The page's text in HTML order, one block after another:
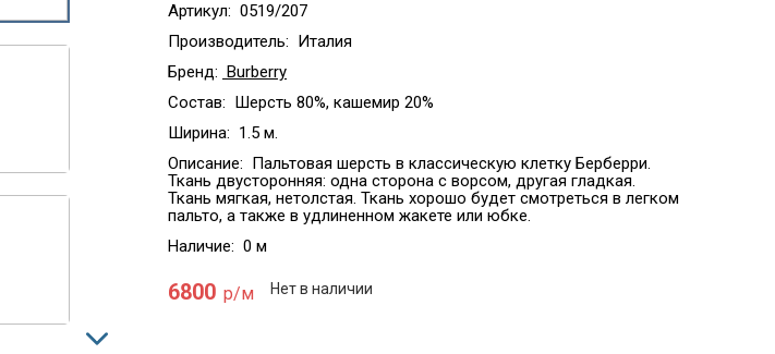
Артикул: 0519/207
Производитель: Италия
Бренд: Burberry
Состав: Шерсть 80%, кашемир 20%
Ширина: 1.5 м.
Описание: Пальтовая шерсть в классическую клетку Берберри.
Ткань двусторонняя: одна сторона с ворсом, другая гладкая.
Ткань мягкая, нетолстая. Ткань хорошо будет смотреться в легком
пальто, а также в удлиненном жакете или юбке.
Наличие: 0 м
6800 р/м Нет в наличии